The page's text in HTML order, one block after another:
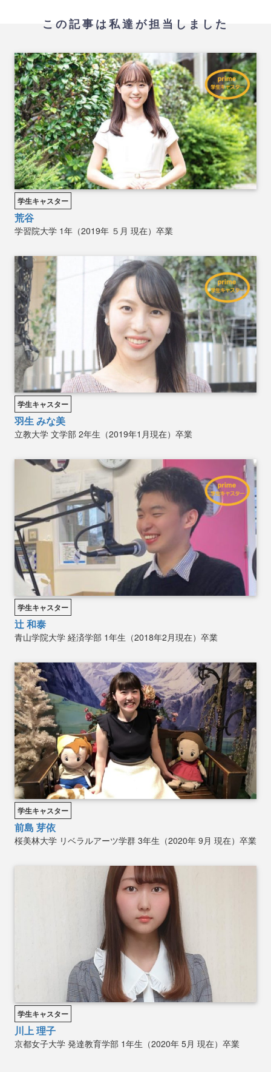
この記事は私達が担当しました
学生キャスター
荒谷
学習院大学 1年（2019年 ５月 現在）卒業
学生キャスター
羽生 みな美
立教大学 文学部 2年生（2019年1月現在）卒業
学生キャスター
辻 和泰
青山学院大学 経済学部 1年生（2018年2月現在）卒業
学生キャスター
前島 芽依
桜美林大学 リベラルアーツ学群 3年生（2020年 9月 現在）卒業
学生キャスター
川上 理子
京都女子大学 発達教育学部 1年生（2020年 5月 現在）卒業